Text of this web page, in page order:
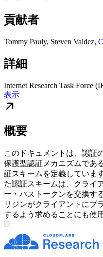
貢献者
Tommy Pauly, Steven Valdez,
詳細
Internet Research Task Force
表示
概要
このドキュメントは、認証
保護型認証メカニズムであ
証スキームを定義していま
た認証スキームは、クライ
ー・パストークンを交換す
リジンがクライアントにプ
するよう求めることにも使